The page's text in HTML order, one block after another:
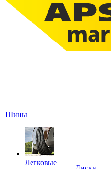
Шины
Легковые